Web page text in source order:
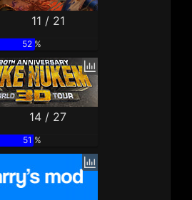
11 / 21
52 %
14 / 27
51 %